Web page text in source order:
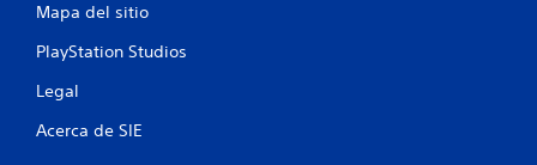
Mapa del sitio
PlayStation Studios
Legal
Acerca de SIE